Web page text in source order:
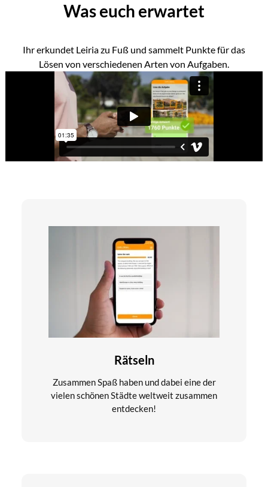
Was euch erwartet
Ihr erkundet Leiria zu Fuß und sammelt Punkte für das
Lösen von verschiedenen Arten von Aufgaben.
Rätseln
Zusammen Spaß haben und dabei eine der
vielen schönen Städte weltweit zusammen
entdecken!